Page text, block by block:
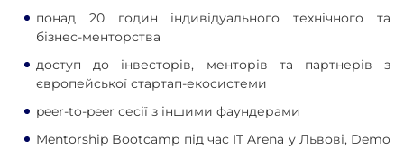
понад 20 годин індивідуального технічного та
бізнес-менторства
доступ до інвесторів, менторів та партнерів з
європейської стартап-екосистеми
peer-to-peer сесії з іншими фаундерами
Mentorship Bootcamp під час IT Arena у Львові, Demo